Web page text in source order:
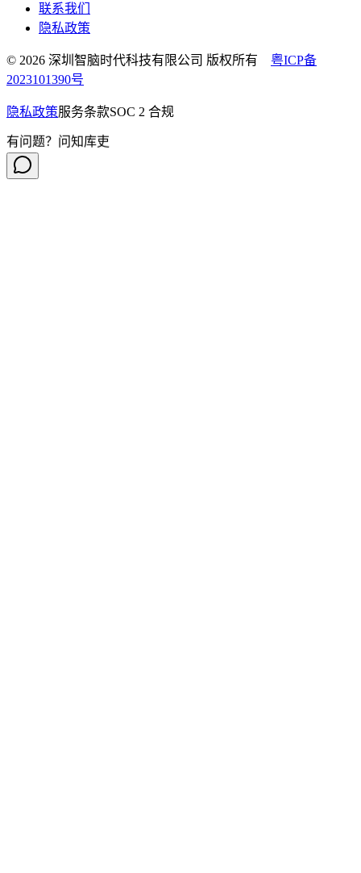
联系我们
隐私政策
© 2026 深圳智脑时代科技有限公司 版权所有 粤ICP备
2023101390号
隐私政策服务条款SOC 2 合规
有问题？问知库吏